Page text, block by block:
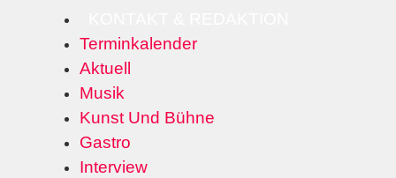
Terminkalender
Aktuell
Musik
Kunst Und Bühne
Gastro
Interview